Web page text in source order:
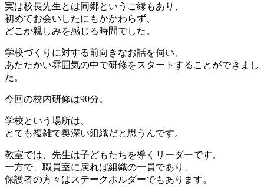
実は校長先生とは同郷というご縁もあり、
初めてお会いしたにもかかわらず、
どこか親しみを感じる時間でした。
学校づくりに対する前向きなお話を伺い、
あたたかい雰囲気の中で研修をスタートすることができまし
た。
今回の校内研修は90分。
学校という場所は、
とても複雑で奥深い組織だと思うんです。
教室では、先生は子どもたちを導くリーダーです。
一方で、職員室に戻れば組織の一員であり、
保護者の方々はステークホルダーでもあります。